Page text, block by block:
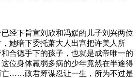
下旨宣刘欣和冯媛的儿子刘兴两位
她暗下委托萧大人出宫把许美人所
合德手下的孩子，也就是成帝唯一的
位身体羸弱多病的少年竟然在半途得
亡……政君筹谋忍让一生，所为不过是